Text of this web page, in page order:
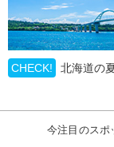
CHECK! 北海道の
今注目のスポ